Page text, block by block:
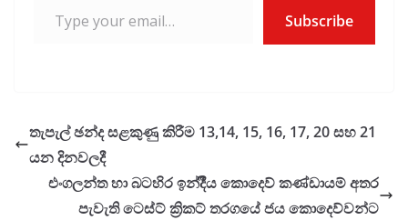
Subscribe
තැපැල් ඡන්ද සළකුණු කිරීම 13,14, 15, 16, 17, 20 සහ 21
යන දිනවලදී
එංගලන්ත හා බටහිර ඉන්දීීය කොදෙව් කණ්ඩායම් අතර
පැවැති ටෙස්ට් ක්‍රිකට් තරගයේ ජය කොදෙව්වන්ට